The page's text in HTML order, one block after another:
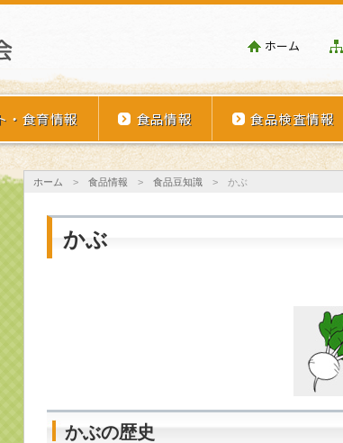
ホーム
・食育情報 食品情報 食品検査情報
ホーム > 食品情報 > 食品豆知識 > かぶ
かぶ
かぶの歴史